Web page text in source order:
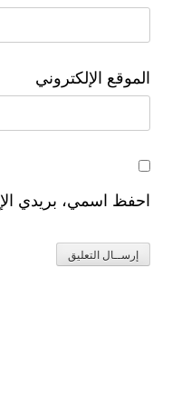
الموقع الإلكتروني
احفظ اسمي، بريدي